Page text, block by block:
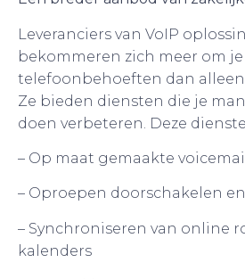
Leveranciers van VoIP
bekommeren zich meer om
telefoonbehoeften dan
Ze bieden diensten die je
doen verbeteren. Deze
– Op maat gemaakte voicemail
– Oproepen doorschakelen
– Synchroniseren van online
kalenders